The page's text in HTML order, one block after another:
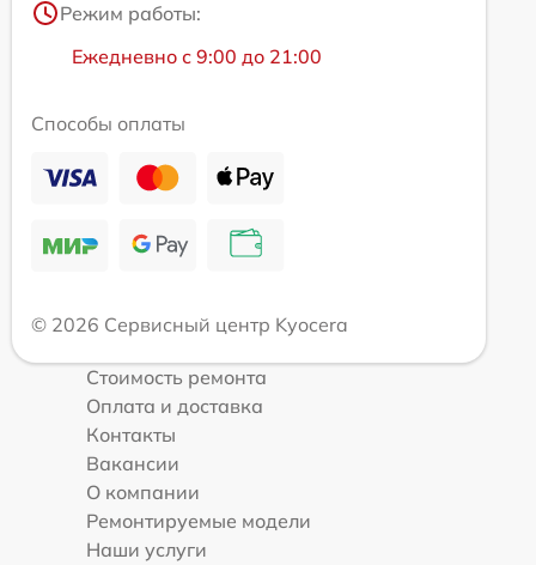
Режим работы:
Ежедневно с 9:00 до 21:00
Способы оплаты
© 2026 Сервисный центр Kyocera
Стоимость ремонта
Оплата и доставка
Контакты
Вакансии
О компании
Ремонтируемые модели
Наши услуги